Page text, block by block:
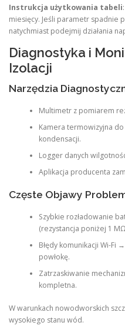
Instrukcja użytkowania tabeli
miesięcy. Jeśli parametr spadnie
natychmiast podejmij działania
Diagnostyka i
Izolacji
Narzędzia
Multimetr z pomiarem
Kamera termowizyjna
kondensacji.
Logger danych
Aplikacja producenta
Częste Objawy
Szybkie rozładowanie
(rezystancja poniżej 1
Błędy komunikacji Wi-Fi
powłokę.
Zatrzaskiwanie
kompletna.
W warunkach nowodworskich
wysokiego stanu wód.